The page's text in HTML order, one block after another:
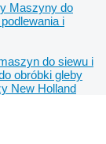
Maszyny do
i
do siewu i
obróbki gleby
New Holland